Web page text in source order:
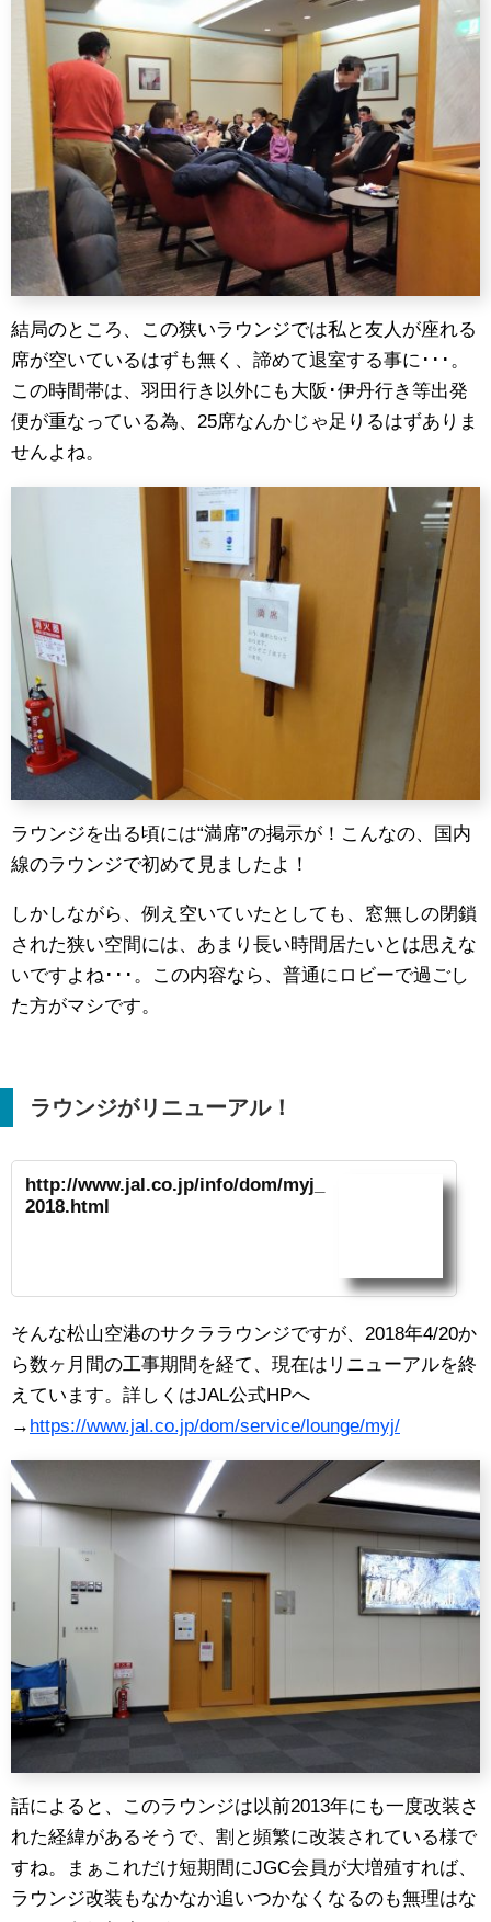
結局のところ、この狭いラウンジでは私と友人が座れる
席が空いているはずも無く、諦めて退室する事に･･･。
この時間帯は、羽田行き以外にも大阪･伊丹行き等出発
便が重なっている為、25席なんかじゃ足りるはずありま
せんよね。
ラウンジを出る頃には“満席”の掲示が！こんなの、国内
線のラウンジで初めて見ましたよ！
しかしながら、例え空いていたとしても、窓無しの閉鎖
された狭い空間には、あまり長い時間居たいとは思えな
いですよね･･･。この内容なら、普通にロビーで過ごし
た方がマシです。
ラウンジがリニューアル！
http://www.jal.co.jp/info/dom/myj_
2018.html
そんな松山空港のサクララウンジですが、2018年4/20か
ら数ヶ月間の工事期間を経て、現在はリニューアルを終
えています。詳しくはJAL公式HPへ
→ https://www.jal.co.jp/dom/service/lounge/myj/
話によると、このラウンジは以前2013年にも一度改装さ
れた経緯があるそうで、割と頻繁に改装されている様で
すね。まぁこれだけ短期間にJGC会員が大増殖すれば、
ラウンジ改装もなかなか追いつかなくなるのも無理はな